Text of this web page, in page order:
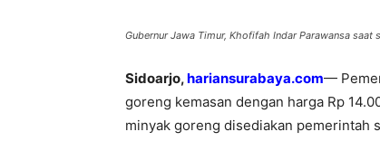
Gubernur Jawa Timur, Khofifah Indar Parawansa
Sidoarjo,hariansurabaya.com—
goreng kemasan dengan harga Rp
minyak goreng disediakan pemerintah